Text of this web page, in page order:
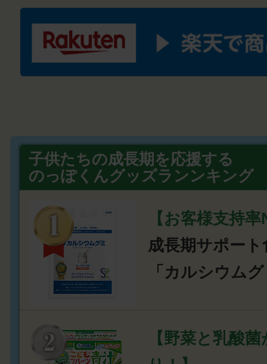
子供たちの成長期を応援する
のっぽくんグッズランンキング
【お客様支持
成長期サポート
「カルシウム
【野菜と乳酸